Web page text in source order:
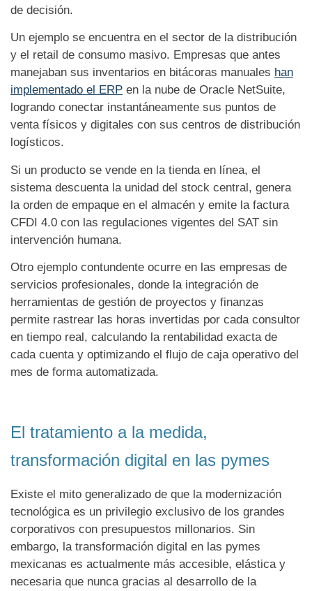
de decisión.
Un ejemplo se encuentra en el sector de la distribución
y el retail de consumo masivo. Empresas que antes
manejaban sus inventarios en bitácoras manuales han
implementado el ERP en la nube de Oracle NetSuite,
logrando conectar instantáneamente sus puntos de
venta físicos y digitales con sus centros de distribución
logísticos.
Si un producto se vende en la tienda en línea, el
sistema descuenta la unidad del stock central, genera
la orden de empaque en el almacén y emite la factura
CFDI 4.0 con las regulaciones vigentes del SAT sin
intervención humana.
Otro ejemplo contundente ocurre en las empresas de
servicios profesionales, donde la integración de
herramientas de gestión de proyectos y finanzas
permite rastrear las horas invertidas por cada consultor
en tiempo real, calculando la rentabilidad exacta de
cada cuenta y optimizando el flujo de caja operativo del
mes de forma automatizada.
El tratamiento a la medida,
transformación digital en las pymes
Existe el mito generalizado de que la modernización
tecnológica es un privilegio exclusivo de los grandes
corporativos con presupuestos millonarios. Sin
embargo, la transformación digital en las pymes
mexicanas es actualmente más accesible, elástica y
necesaria que nunca gracias al desarrollo de la